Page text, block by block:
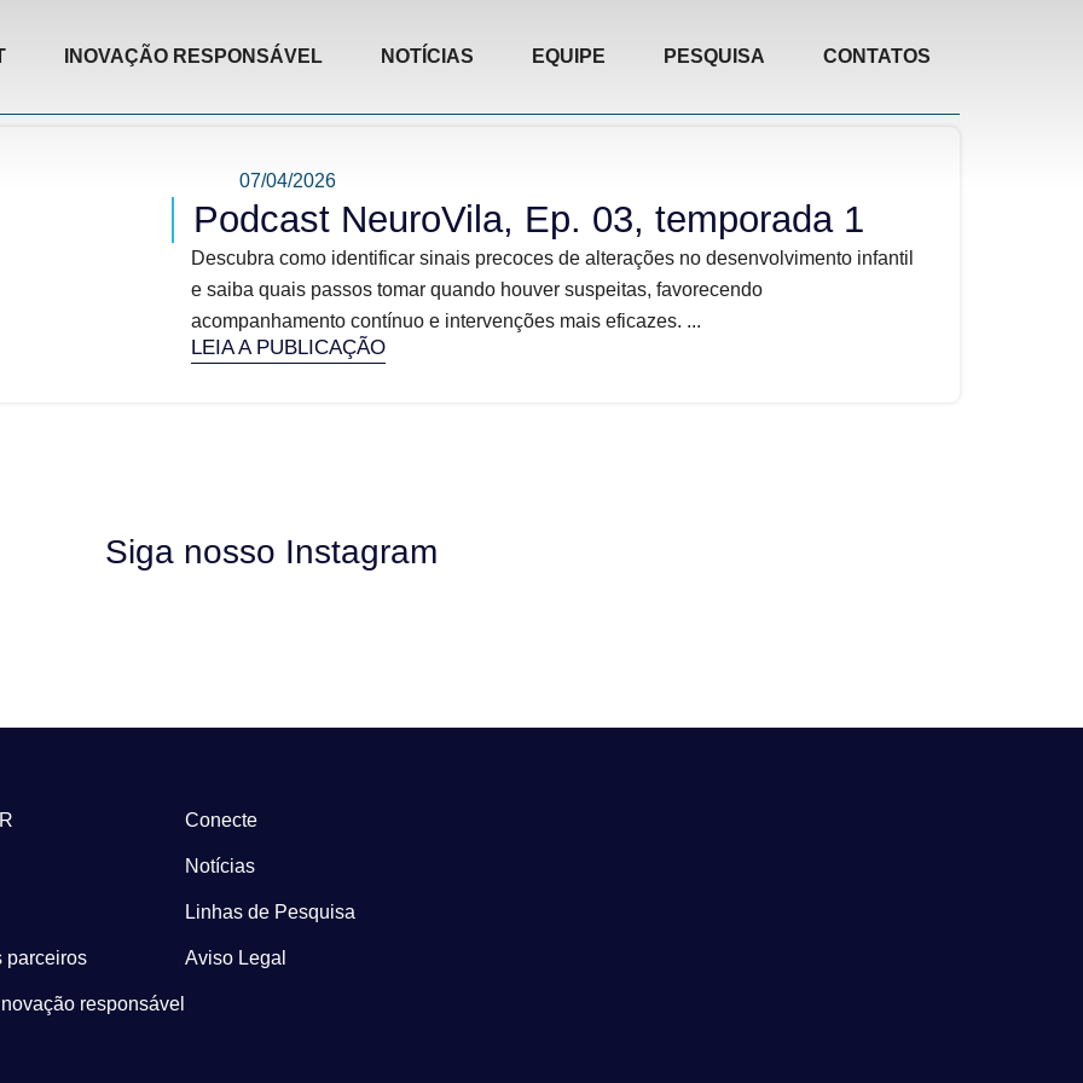
INOVAÇÃO RESPONSÁVEL NOTÍCIAS EQUIPE PESQUISA CONTATOS
07/04/2026
Podcast NeuroVila, Ep. 03, temporada 1
Descubra como identificar sinais precoces de alterações no desenvolvimento infantil
e saiba quais passos tomar quando houver suspeitas, favorecendo
acompanhamento contínuo e intervenções mais eficazes. ...
LEIA A PUBLICAÇÃO
Siga nosso Instagram
parceiros
responsável
Conecte
Notícias
Linhas de Pesquisa
Aviso Legal